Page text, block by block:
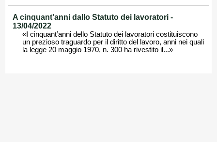
A cinquant'anni dallo Statuto dei lavoratori -
13/04/2022
«I cinquant’anni dello Statuto dei lavoratori costituiscono
un prezioso traguardo per il diritto del lavoro, anni nei quali
la legge 20 maggio 1970, n. 300 ha rivestito il...»